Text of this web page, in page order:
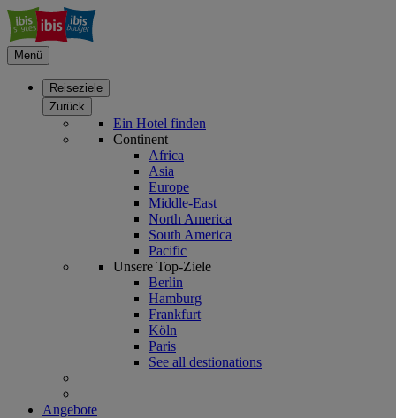
Menü
Reiseziele
Zurück
Ein Hotel finden
Continent
Africa
Asia
Europe
Middle-East
North America
South America
Pacific
Unsere Top-Ziele
Berlin
Hamburg
Frankfurt
Köln
Paris
See all destionations
Angebote